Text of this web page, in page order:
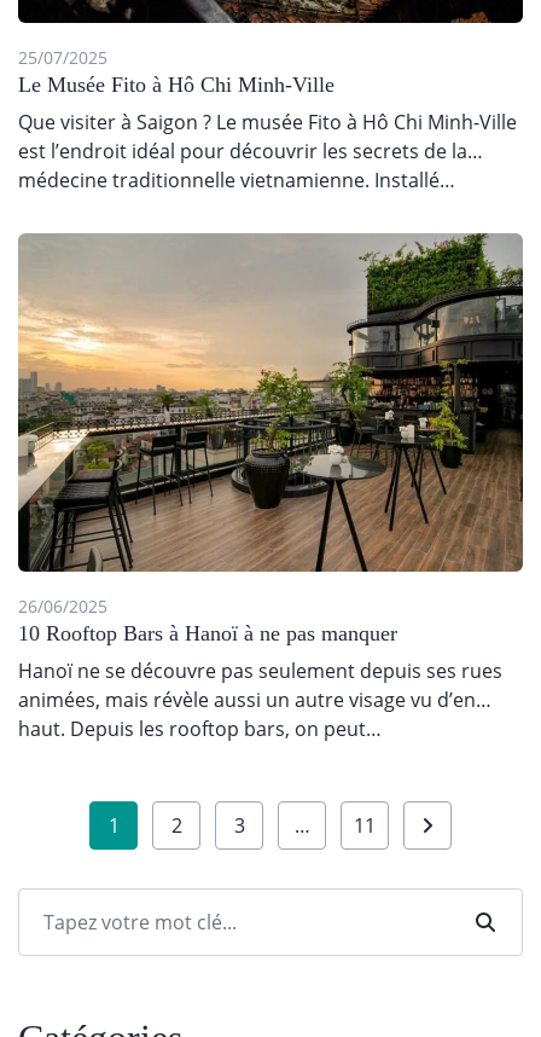
25/07/2025
Le Musée Fito à Hô Chi Minh-Ville
Que visiter à Saigon ? Le musée Fito à Hô Chi Minh-Ville
est l’endroit idéal pour découvrir les secrets de la
médecine traditionnelle vietnamienne. Installé…
26/06/2025
10 Rooftop Bars à Hanoï à ne pas manquer
Hanoï ne se découvre pas seulement depuis ses rues
animées, mais révèle aussi un autre visage vu d’en
haut. Depuis les rooftop bars, on peut…
Pagination
publications
1 2 3 … 11